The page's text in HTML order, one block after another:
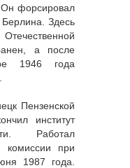
Он форсировал
Здесь
а после
1946 года
Пензенской
институт
Работал
комиссии при
1987 года.